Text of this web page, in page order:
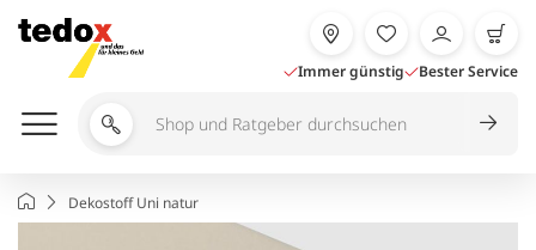
Inhalt
springen
Immer günstig Bester Service
Shop
Ratgeber
durchsuchen
StartseiteDekostoff Uni natur